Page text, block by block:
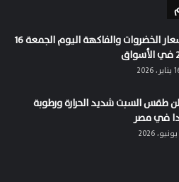
استقرار أسعار الخضروات والفاكهة اليوم الجمعة 16
طقس السبت شديد الحرارة ورطوبة
في مصر